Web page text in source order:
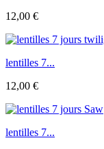
12,00 €
lentilles 7...
12,00 €
lentilles 7...